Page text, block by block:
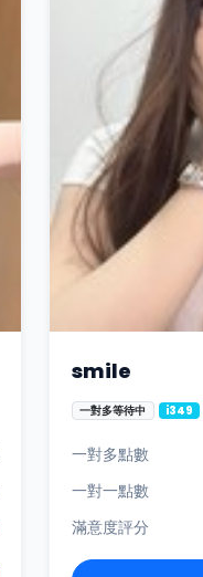
smile
一對多等待中 i349
一對多點數
一對一點數
滿意度評分